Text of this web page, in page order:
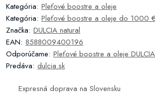
Kategória: Pleťové boostre a oleje
Kategória: Pleťové boostre a oleje do 1000 €
Značka: DULCIA natural
EAN: 8588009400196
Odporúčame: Pleťové boostre a oleje
Predáva: dulcia.sk
Expresná doprava na Slovensku